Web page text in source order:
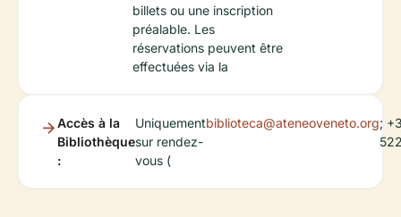
billets ou une inscription
préalable. Les
réservations peuvent être
effectuées via la
Accès à la
Bibliothèque
:
Uniquement
sur rendez-
vous (
biblioteca@ateneoveneto.org;